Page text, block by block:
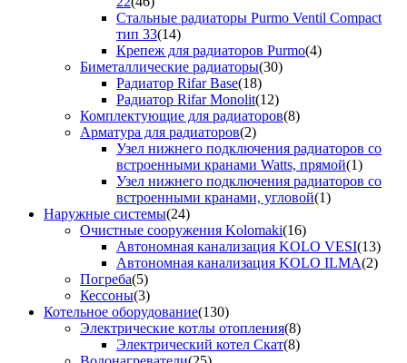
Стальные радиаторы Purmo Ventil Compact
тип 33(14)
Крепеж для радиаторов Purmo(4)
Биметаллические радиаторы(30)
Радиатор Rifar Base(18)
Радиатор Rifar Monolit(12)
Комплектующие для радиаторов(8)
Арматура для радиаторов(2)
Узел нижнего подключения радиаторов со
встроенными кранами Watts, прямой(1)
Узел нижнего подключения радиаторов со
встроенными кранами, угловой(1)
Наружные системы(24)
Очистные сооружения Kolomaki(16)
Автономная канализация KOLO VESI(13)
Автономная канализация KOLO ILMA(2)
Погреба(5)
Кессоны(3)
Котельное оборудование(130)
Электрические котлы отопления(8)
Электрический котел Скат(8)